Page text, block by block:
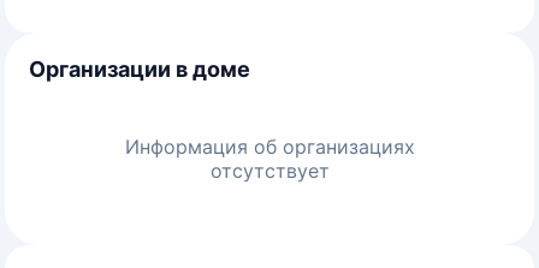
Организации в доме
Информация об организациях
отсутствует